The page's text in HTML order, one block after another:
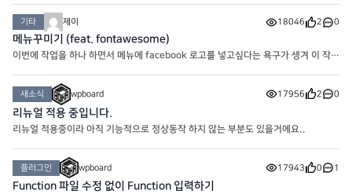
미가 없고 우리가 찾고 싶은건 이름이나 닉네임이라..
기타 제이 18046 2 0
메뉴꾸미기 (feat. fontawesome)
이번에 작업을 하나 하면서 메뉴에 facebook 로고를 넣고싶다는 욕구가 생겨 이 작업
르겠는데 메뉴에 추가하는 거는 잘 모르겠더라구요. 그래서
새소식 wpboard 17956 2 0
리뉴얼 적용 중입니다.
리뉴얼 적용중이라 아직 기능적으로 정상동작 하지 않는 부분도 있을거에요..
플러그인 wpboard 17943 0 1
Function 파일 수정 없이 Function 입력하기